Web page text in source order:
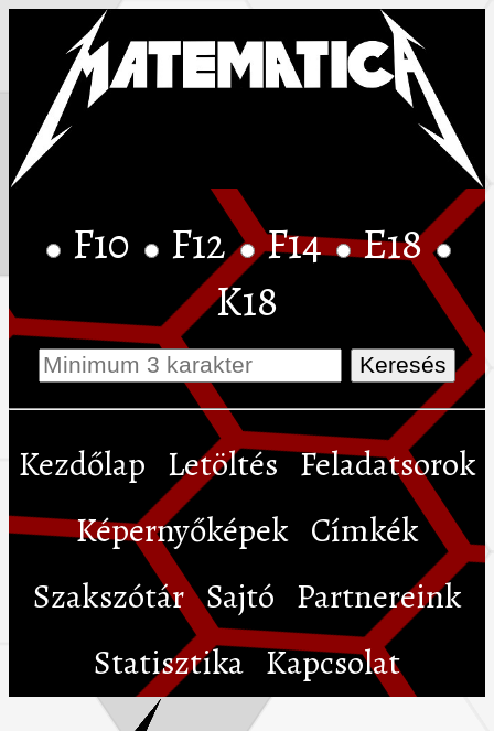
F10 F12 F14 E18
K18
Kezdőlap Letöltés Feladatsorok
Képernyőképek Címkék
Szakszótár Sajtó Partnereink
Statisztika Kapcsolat